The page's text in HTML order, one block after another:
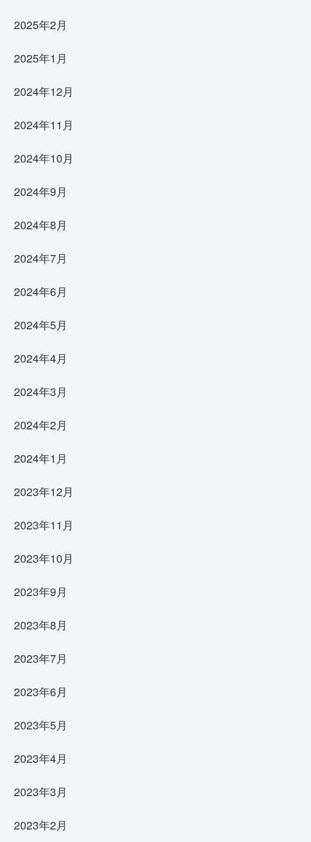
2025年2月
2025年1月
2024年12月
2024年11月
2024年10月
2024年9月
2024年8月
2024年7月
2024年6月
2024年5月
2024年4月
2024年3月
2024年2月
2024年1月
2023年12月
2023年11月
2023年10月
2023年9月
2023年8月
2023年7月
2023年6月
2023年5月
2023年4月
2023年3月
2023年2月